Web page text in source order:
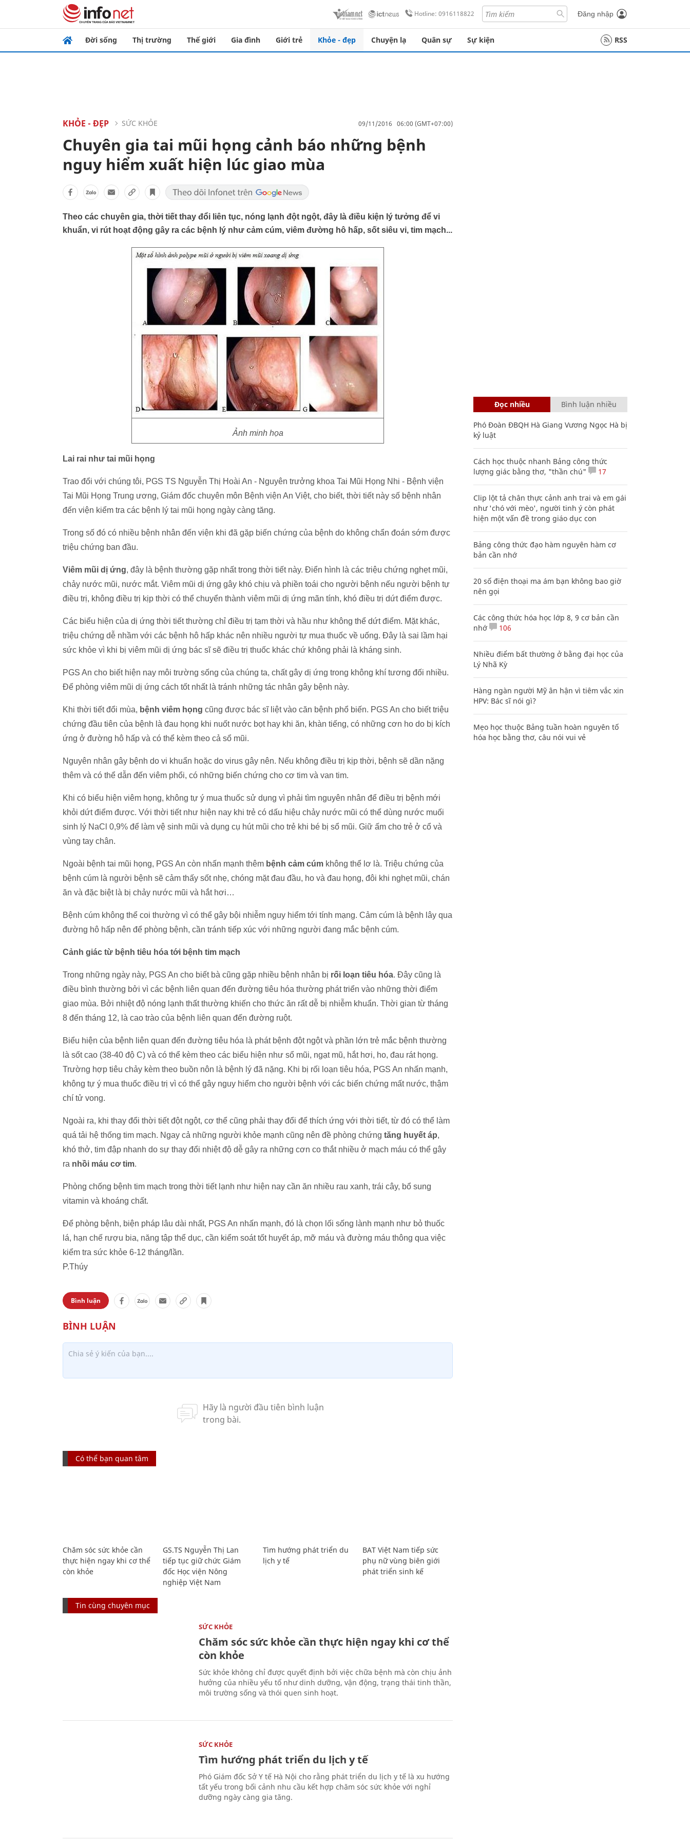
Hotline: 0916118822 Đăng nhập
Đời sống Thị trường Thế giới Gia đình Giới trẻ Khỏe - đẹp Chuyện lạ Quân sự Sự kiện RSS
KHỎE - ĐẸP SỨC KHỎE 09/11/2016 06:00 (GMT+07:00)
Chuyên gia tai mũi họng cảnh báo những bệnh
nguy hiểm xuất hiện lúc giao mùa
Theo các chuyên gia, thời tiết thay đổi liên tục, nóng lạnh đột ngột, đây là điều kiện lý tưởng để vi
khuẩn, vi rút hoạt động gây ra các bệnh lý như cảm cúm, viêm đường hô hấp, sốt siêu vi, tim mạch...
Ảnh minh họa
Lai rai như tai mũi họng
Trao đổi với chúng tôi, PGS TS Nguyễn Thị Hoài An - Nguyên trưởng khoa Tai Mũi Họng Nhi - Bệnh viện
Tai Mũi Họng Trung ương, Giám đốc chuyên môn Bệnh viện An Việt, cho biết, thời tiết này số bệnh nhân
đến viện kiểm tra các bệnh lý tai mũi họng ngày càng tăng.
Trong số đó có nhiều bệnh nhân đến viện khi đã gặp biến chứng của bệnh do không chẩn đoán sớm được
triệu chứng ban đầu.
Viêm mũi dị ứng, đây là bệnh thường gặp nhất trong thời tiết này. Điển hình là các triệu chứng nghẹt mũi,
chảy nước mũi, nước mắt. Viêm mũi dị ứng gây khó chịu và phiền toái cho người bệnh nếu người bệnh tự
điều trị, không điều trị kịp thời có thể chuyển thành viêm mũi dị ứng mãn tính, khó điều trị dứt điểm được.
Các biểu hiện của dị ứng thời tiết thường chỉ điều trị tạm thời và hầu như không thể dứt điểm. Mặt khác,
triệu chứng dễ nhầm với các bệnh hô hấp khác nên nhiều người tự mua thuốc về uống. Đây là sai lầm hại
sức khỏe vì khi bị viêm mũi dị ứng bác sĩ sẽ điều trị thuốc khác chứ không phải là kháng sinh.
PGS An cho biết hiện nay môi trường sống của chúng ta, chất gây dị ứng trong không khí tương đối nhiều.
Để phòng viêm mũi dị ứng cách tốt nhất là tránh những tác nhân gây bệnh này.
Khi thời tiết đổi mùa, bệnh viêm họng cũng được bác sĩ liệt vào căn bệnh phổ biến. PGS An cho biết triệu
chứng đầu tiên của bệnh là đau họng khi nuốt nước bọt hay khi ăn, khàn tiếng, có những cơn ho do bị kích
ứng ở đường hô hấp và có thể kèm theo cả sổ mũi.
Nguyên nhân gây bệnh do vi khuẩn hoặc do virus gây nên. Nếu không điều trị kịp thời, bệnh sẽ dần nặng
thêm và có thể dẫn đến viêm phổi, có những biến chứng cho cơ tim và van tim.
Khi có biểu hiện viêm họng, không tự ý mua thuốc sử dụng vì phải tìm nguyên nhân để điều trị bệnh mới
khỏi dứt điểm được. Với thời tiết như hiện nay khi trẻ có dấu hiệu chảy nước mũi có thể dùng nước muối
sinh lý NaCl 0,9% để làm vệ sinh mũi và dụng cụ hút mũi cho trẻ khi bé bị sổ mũi. Giữ ấm cho trẻ ở cổ và
vùng tay chân.
Ngoài bệnh tai mũi họng, PGS An còn nhấn mạnh thêm bệnh cảm cúm không thể lơ là. Triệu chứng của
bệnh cúm là người bệnh sẽ cảm thấy sốt nhẹ, chóng mặt đau đầu, ho và đau họng, đôi khi nghẹt mũi, chán
ăn và đặc biệt là bị chảy nước mũi và hắt hơi…
Bệnh cúm không thể coi thường vì có thể gây bội nhiễm nguy hiểm tới tính mạng. Cảm cúm là bệnh lây qua
đường hô hấp nên để phòng bệnh, cần tránh tiếp xúc với những người đang mắc bệnh cúm.
Cảnh giác từ bệnh tiêu hóa tới bệnh tim mạch
Trong những ngày này, PGS An cho biết bà cũng gặp nhiều bệnh nhân bị rối loạn tiêu hóa. Đây cũng là
điều bình thường bởi vì các bệnh liên quan đến đường tiêu hóa thường phát triển vào những thời điểm
giao mùa. Bởi nhiệt độ nóng lạnh thất thường khiến cho thức ăn rất dễ bị nhiễm khuẩn. Thời gian từ tháng
8 đến tháng 12, là cao trào của bệnh liên quan đến đường ruột.
Biểu hiện của bệnh liên quan đến đường tiêu hóa là phát bệnh đột ngột và phần lớn trẻ mắc bệnh thường
là sốt cao (38-40 độ C) và có thể kèm theo các biểu hiện như sổ mũi, ngạt mũ, hắt hơi, ho, đau rát họng.
Trường hợp tiêu chảy kèm theo buồn nôn là bệnh lý đã nặng. Khi bị rối loạn tiêu hóa, PGS An nhấn mạnh,
không tự ý mua thuốc điều trị vì có thể gây nguy hiểm cho người bệnh với các biến chứng mất nước, thậm
chí tử vong.
Ngoài ra, khi thay đổi thời tiết đột ngột, cơ thể cũng phải thay đổi để thích ứng với thời tiết, từ đó có thể làm
quá tải hệ thống tim mạch. Ngay cả những người khỏe mạnh cũng nên đề phòng chứng tăng huyết áp,
khó thở, tim đập nhanh do sự thay đổi nhiệt độ dễ gây ra những cơn co thắt nhiều ở mạch máu có thể gây
ra nhồi máu cơ tim.
Phòng chống bệnh tim mạch trong thời tiết lạnh như hiện nay cần ăn nhiều rau xanh, trái cây, bổ sung
vitamin và khoáng chất.
Để phòng bệnh, biện pháp lâu dài nhất, PGS An nhấn mạnh, đó là chọn lối sống lành mạnh như bỏ thuốc
lá, hạn chế rượu bia, năng tập thể dục, cần kiểm soát tốt huyết áp, mỡ máu và đường máu thông qua việc
kiểm tra sức khỏe 6-12 tháng/lần.
P.Thúy
Bình luận
Có thể bạn quan tâm
Chăm sóc sức khỏe cần
thực hiện ngay khi cơ thể
còn khỏe
GS.TS Nguyễn Thị Lan
tiếp tục giữ chức Giám
đốc Học viện Nông
nghiệp Việt Nam
Tìm hướng phát triển du
lịch y tế
BAT Việt Nam tiếp sức
phụ nữ vùng biên giới
phát triển sinh kế
Tin cùng chuyên mục
SỨC KHỎE
Chăm sóc sức khỏe cần thực hiện ngay khi cơ thể
còn khỏe
Sức khỏe không chỉ được quyết định bởi việc chữa bệnh mà còn chịu ảnh
hưởng của nhiều yếu tố như dinh dưỡng, vận động, trạng thái tinh thần,
môi trường sống và thói quen sinh hoạt.
SỨC KHỎE
Tìm hướng phát triển du lịch y tế
Phó Giám đốc Sở Y tế Hà Nội cho rằng phát triển du lịch y tế là xu hướng
tất yếu trong bối cảnh nhu cầu kết hợp chăm sóc sức khỏe với nghỉ
dưỡng ngày càng gia tăng.
Đọc nhiều Bình luận nhiều
Phó Đoàn ĐBQH Hà Giang Vương Ngọc Hà bị
kỷ luật
Cách học thuộc nhanh Bảng công thức
lượng giác bằng thơ, "thần chú"
17
Clip lột tả chân thực cảnh anh trai và em gái
như 'chó với mèo', người tinh ý còn phát
hiện một vấn đề trong giáo dục con
Bảng công thức đạo hàm nguyên hàm cơ
bản cần nhớ
20 số điện thoại ma ám bạn không bao giờ
nên gọi
Các công thức hóa học lớp 8, 9 cơ bản cần
nhớ
106
Nhiều điểm bất thường ở bằng đại học của
Lý Nhã Kỳ
Hàng ngàn người Mỹ ân hận vì tiêm vắc xin
HPV: Bác sĩ nói gì?
Mẹo học thuộc Bảng tuần hoàn nguyên tố
hóa học bằng thơ, câu nói vui vẻ